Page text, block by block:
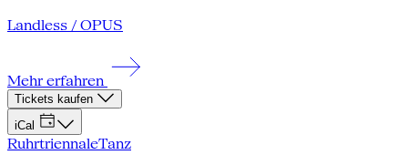
Landless / OPUS
Mehr erfahren
Tickets kaufen
iCal
RuhrtriennaleTanz